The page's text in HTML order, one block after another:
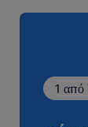
1 από